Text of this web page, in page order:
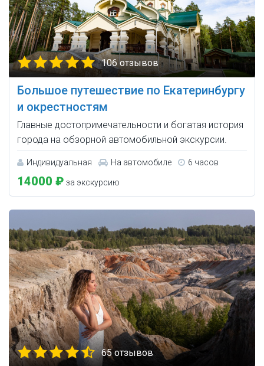
106 отзывов
Большое путешествие по Екатеринбургу
и окрестностям
Главные достопримечательности и богатая история
города на обзорной автомобильной экскурсии.
Индивидуальная На автомобиле 6 часов
14000 ₽ за экскурсию
65 отзывов